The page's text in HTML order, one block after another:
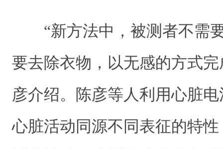
“新方法中，被测者不需
要去除衣物，以无感的方式
彦介绍。陈彦等人利用心脏
心脏活动同源不同表征的特